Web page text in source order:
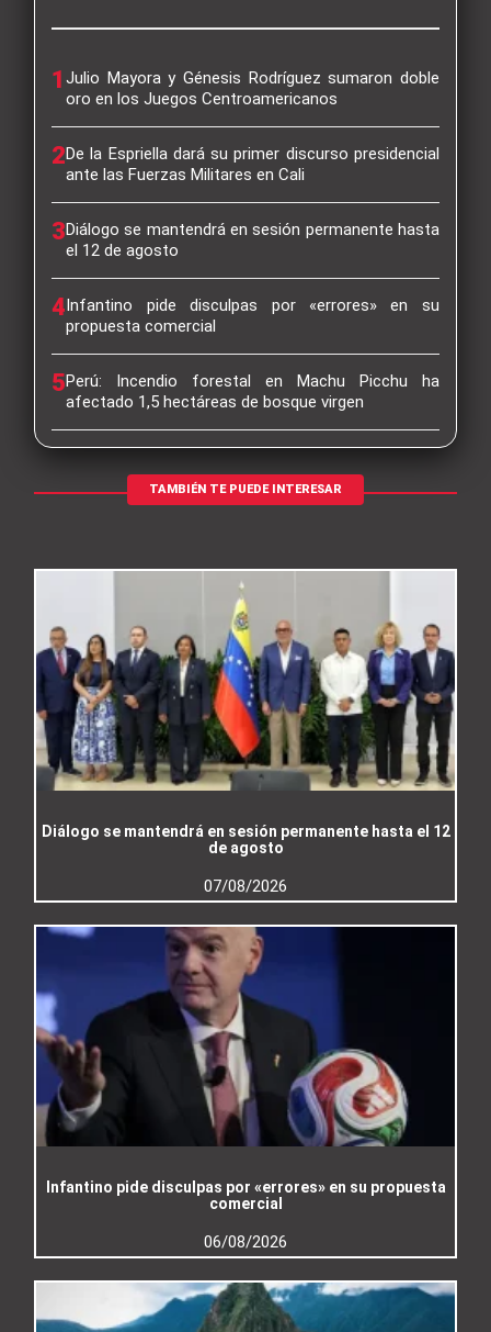
1Julio Mayora y Génesis Rodríguez sumaron doble
oro en los Juegos Centroamericanos
2De la Espriella dará su primer discurso presidencial
ante las Fuerzas Militares en Cali
3Diálogo se mantendrá en sesión permanente hasta
el 12 de agosto
4Infantino pide disculpas por «errores» en su
propuesta comercial
5Perú: Incendio forestal en Machu Picchu ha
afectado 1,5 hectáreas de bosque virgen
TAMBIÉN TE PUEDE INTERESAR
Diálogo se mantendrá en sesión permanente hasta el 12
de agosto
07/08/2026
Infantino pide disculpas por «errores» en su propuesta
comercial
06/08/2026